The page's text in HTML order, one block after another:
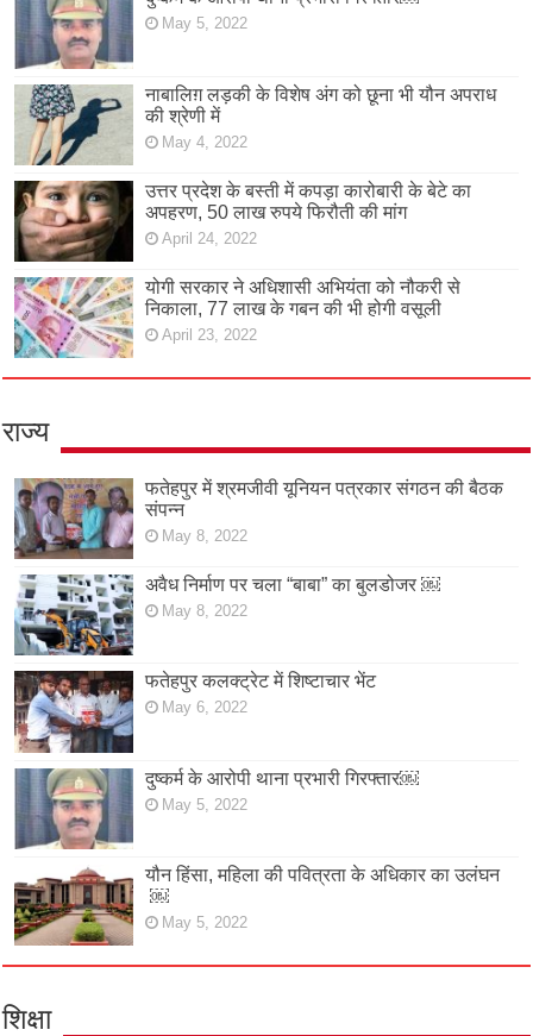
May 5, 2022
नाबालिग़ लड़की के विशेष अंग को छूना भी यौन अपराध
की श्रेणी में
May 4, 2022
उत्तर प्रदेश के बस्ती में कपड़ा कारोबारी के बेटे का
अपहरण, 50 लाख रुपये फिरौती की मांग
April 24, 2022
योगी सरकार ने अधिशासी अभियंता को नौकरी से
निकाला, 77 लाख के गबन की भी होगी वसूली
April 23, 2022
राज्य
फतेहपुर में श्रमजीवी यूनियन पत्रकार संगठन की बैठक
संपन्न
May 8, 2022
अवैध निर्माण पर चला “बाबा” का बुलडोजर ￼
May 8, 2022
फतेहपुर कलक्ट्रेट में शिष्टाचार भेंट
May 6, 2022
दुष्कर्म के आरोपी थाना प्रभारी गिरफ्तार￼
May 5, 2022
यौन हिंसा, महिला की पवित्रता के अधिकार का उलंघन
￼
May 5, 2022
शिक्षा